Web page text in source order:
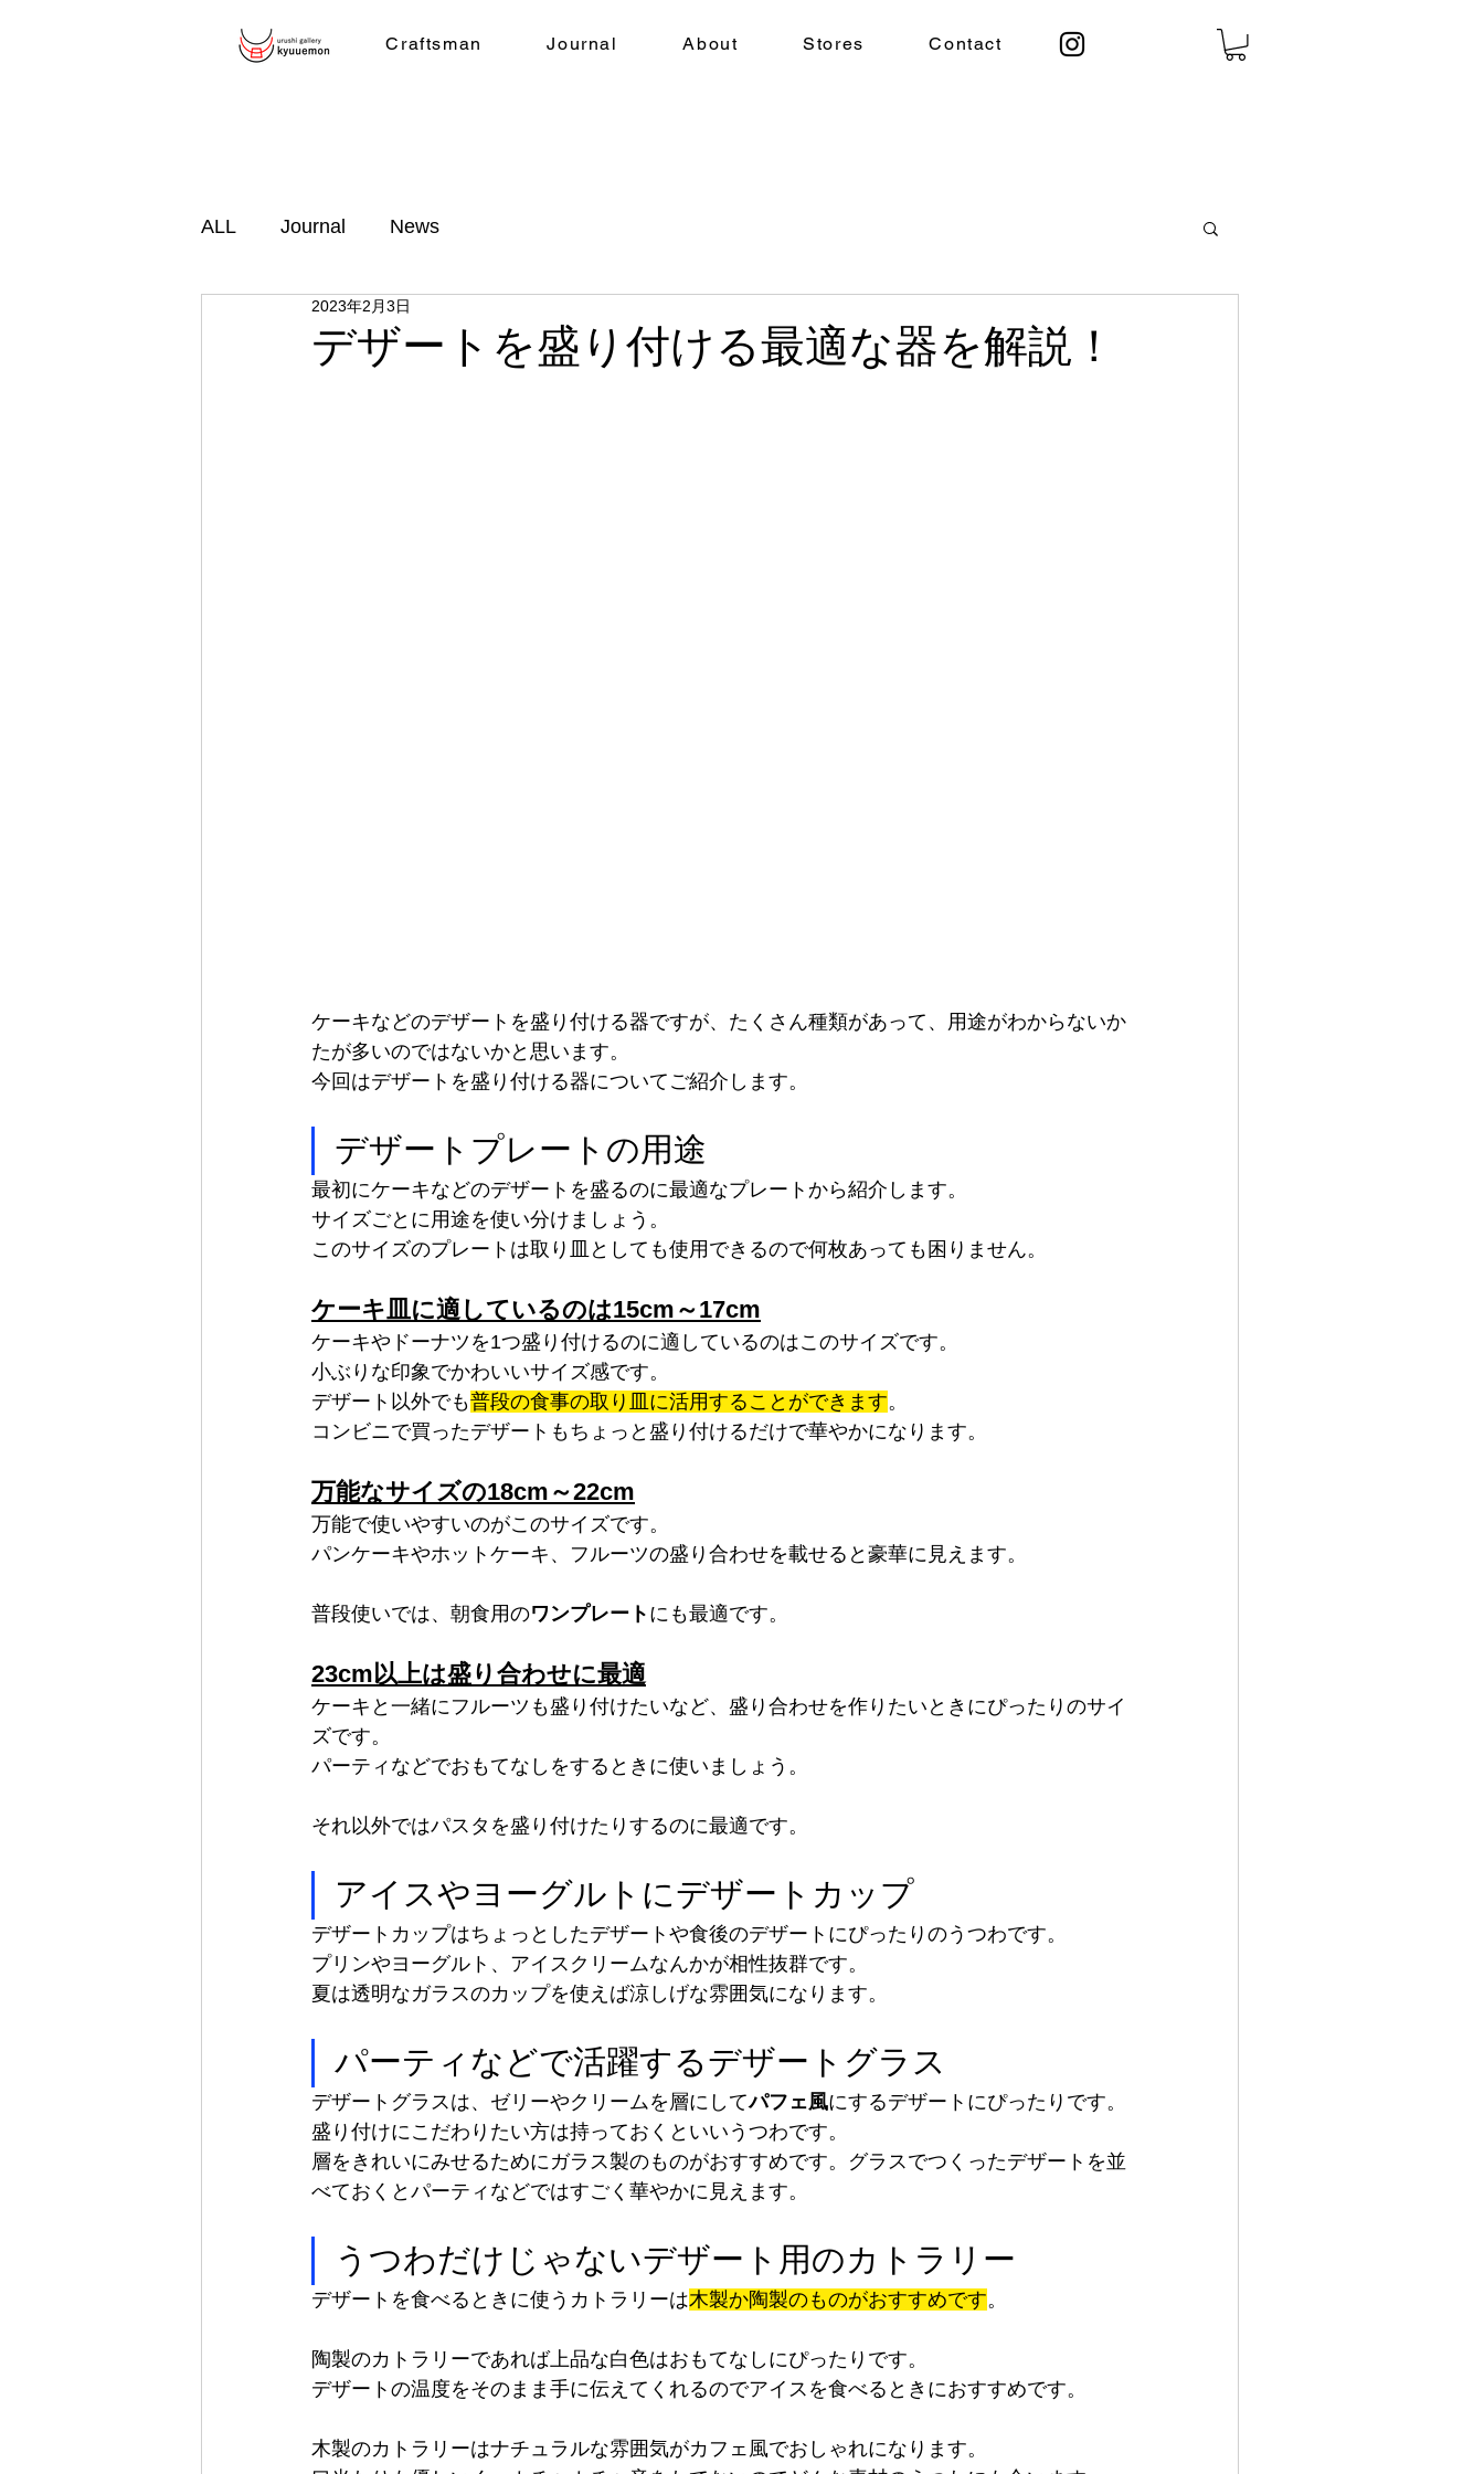
Craftsman Journal About Stores Contact
ALL Journal News
デザートを盛り付ける最適な器を解説！
2023年2月3日
ケーキなどのデザートを盛り付ける器ですが、たくさん種類があって、用途がわからないか
たが多いのではないかと思います。
今回はデザートを盛り付ける器についてご紹介します。
デザートプレートの用途
最初にケーキなどのデザートを盛るのに最適なプレートから紹介します。
サイズごとに用途を使い分けましょう。
このサイズのプレートは取り皿としても使用できるので何枚あっても困りません。
ケーキ皿に適しているのは15cm～17cm
ケーキやドーナツを1つ盛り付けるのに適しているのはこのサイズです。
小ぶりな印象でかわいいサイズ感です。
デザート以外でも普段の食事の取り皿に活用することができます。
コンビニで買ったデザートもちょっと盛り付けるだけで華やかになります。
万能なサイズの18cm～22cm
万能で使いやすいのがこのサイズです。
パンケーキやホットケーキ、フルーツの盛り合わせを載せると豪華に見えます。
普段使いでは、朝食用のワンプレート にも最適です。
23cm以上は盛り合わせに最適
ケーキと一緒にフルーツも盛り付けたいなど、盛り合わせを作りたいときにぴったりのサイ
ズです。
パーティなどでおもてなしをするときに使いましょう。
それ以外ではパスタを盛り付けたりするのに最適です。
アイスやヨーグルトにデザートカップ
デザートカップはちょっとしたデザートや食後のデザートにぴったりのうつわです。
プリンやヨーグルト、アイスクリームなんかが相性抜群です。
夏は透明なガラスのカップを使えば涼しげな雰囲気になります。
パーティなどで活躍するデザートグラス
デザートグラスは、ゼリーやクリームを層にしてパフェ風にするデザートにぴったりです。
盛り付けにこだわりたい方は持っておくといいうつわです。
層をきれいにみせるためにガラス製のものがおすすめです。グラスでつくったデザートを並
べておくとパーティなどではすごく華やかに見えます。
うつわだけじゃないデザート用のカトラリー
デザートを食べるときに使うカトラリーは木製か陶製のものがおすすめです。
陶製のカトラリーであれば上品な白色はおもてなしにぴったりです。
デザートの温度をそのまま手に伝えてくれるのでアイスを食べるときにおすすめです。
木製のカトラリーはナチュラルな雰囲気がカフェ風でおしゃれになります。